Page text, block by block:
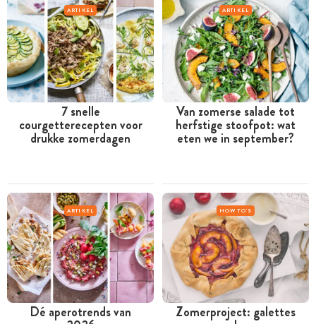
ARTIKEL
7 snelle
courgetterecepten voor
drukke zomerdagen
ARTIKEL
Van zomerse salade tot
herfstige stoofpot: wat
eten we in september?
ARTIKEL
Dé aperotrends van
HOW TO'S
Zomerproject: galettes